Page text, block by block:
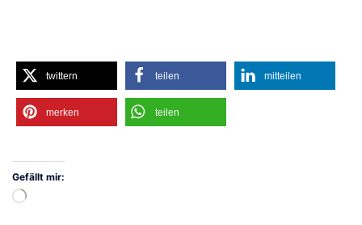
twittern teilen mitteilen
merken teilen
Gefällt mir:
Wird